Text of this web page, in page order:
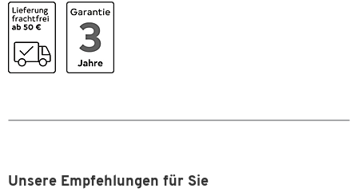
Reinigungstyp
Typ
Verwendung
Maße
Unsere Empfehlungen für Sie